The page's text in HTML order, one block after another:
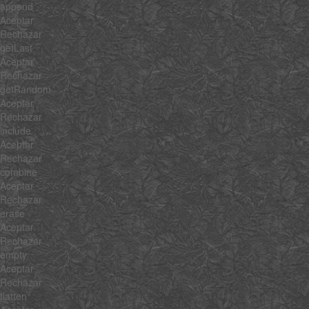
append
Aceptar
Rechazar
getLast
Aceptar
Rechazar
getRandom
Aceptar
Rechazar
include
Aceptar
Rechazar
combine
Aceptar
Rechazar
erase
Aceptar
Rechazar
empty
Aceptar
Rechazar
flatten